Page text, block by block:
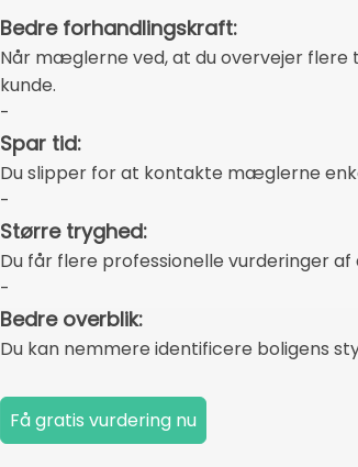
Bedre forhandlingskraft:
Når mæglerne ved, at du overvejer
kunde.
-
Spar tid:
Du slipper for at kontakte mæglerne
-
Større tryghed:
Du får flere professionelle vurderinger
-
Bedre overblik:
Du kan nemmere identificere boligens